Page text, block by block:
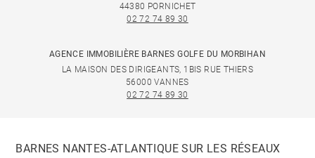
44380 PORNICHET
02 72 74 89 30
AGENCE IMMOBILIÈRE BARNES GOLFE DU MORBIHAN
LA MAISON DES DIRIGEANTS, 1BIS RUE THIERS
56000 VANNES
02 72 74 89 30
BARNES NANTES-ATLANTIQUE SUR LES RÉSEAUX